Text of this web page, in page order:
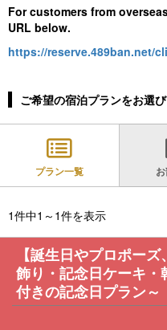
For customers from
URL below.
https://reserve.489ban.net/
ご希望の宿泊プランをお選び
プラン一覧
1件中1～1件を表示
【誕生日やプロポー
飾り・記念日ケーキ
付きの記念日プラン～